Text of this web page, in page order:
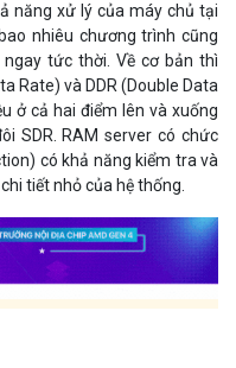
năng xử lý của máy chủ tại
nhiêu chương trình cũng
tức thời. Về cơ bản thì
Rate) và DDR (Double Data
ở cả hai điểm lên và xuống
SDR. RAM server có chức
có khả năng kiểm tra và
tiết nhỏ của hệ thống.